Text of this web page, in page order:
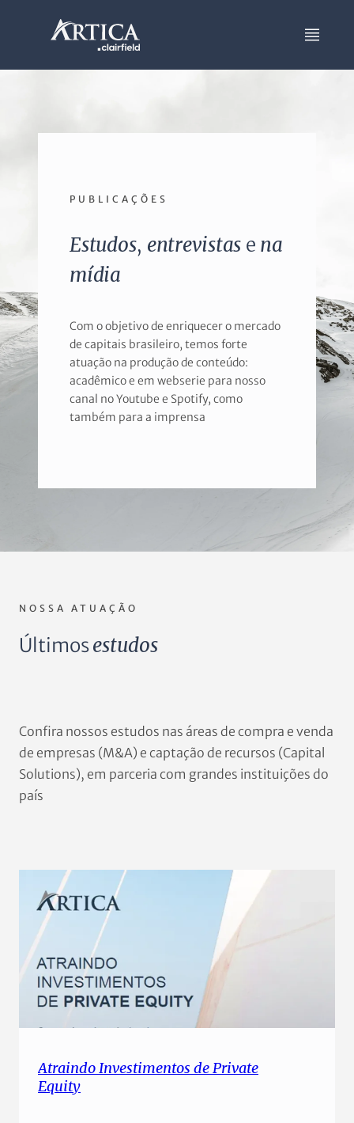
PUBLICAÇÕES
Estudos, entrevistas e na
mídia
Com o objetivo de enriquecer o mercado
de capitais brasileiro, temos forte
atuação na produção de conteúdo:
acadêmico e em webserie para nosso
canal no Youtube e Spotify, como
também para a imprensa
NOSSA ATUAÇÃO
Últimosestudos
Confira nossos estudos nas áreas de compra e venda
de empresas (M&A) e captação de recursos (Capital
Solutions), em parceria com grandes instituições do
país
Atraindo Investimentos de Private
Equity